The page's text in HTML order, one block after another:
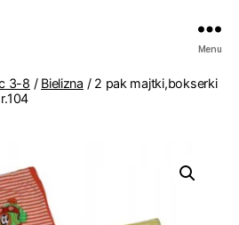
Menu
3-8 / Bielizna / 2 pak majtki,bokserki